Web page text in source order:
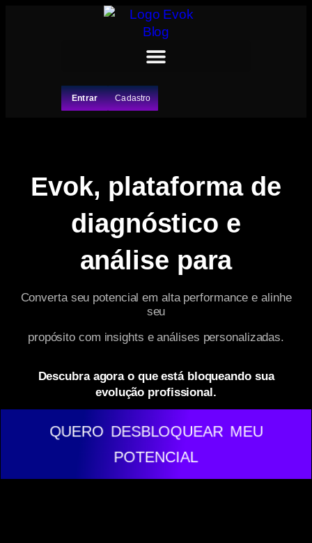
Entrar Cadastro
Evok, plataforma de
diagnóstico e
análise para
Converta seu potencial em alta performance e alinhe
seu
propósito com insights e análises personalizadas.
Descubra agora o que está bloqueando sua
evolução profissional.
QUERO DESBLOQUEAR MEU
POTENCIAL